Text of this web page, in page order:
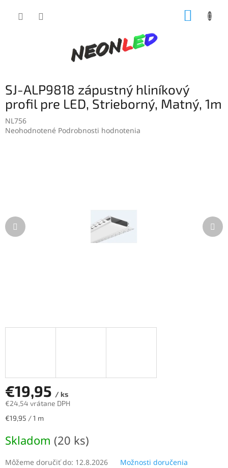
SJ-ALP9818 zápustný hliníkový
profil pre LED, Strieborný, Matný, 1m
NL756
Priemerné
Neohodnotené Podrobnosti hodnotenia
€19,95 / ks
€24,54 vrátane DPH
Jednotková
€19,95 / 1 m
Skladom (20 ks)
Môžeme doručiť do: 12.8.2026 Možnosti doručenia